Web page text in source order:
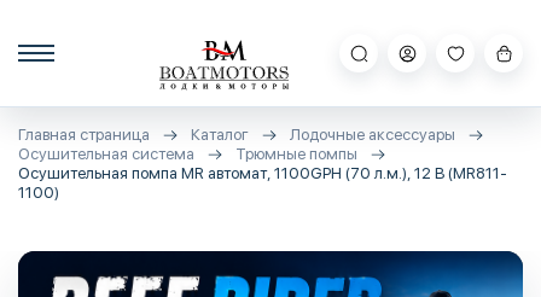
Главная страница Каталог
Лодочные аксессуары
Осушительная система
Трюмные помпы
Осушительная помпа MR автомат, 1100GPH (70 л.м.), 12 В (MR811-
1100)